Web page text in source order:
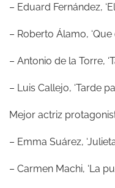
– Eduard Fernández,
– Roberto Álamo,
– Antonio de la Torre,
– Luis Callejo, ‘Tarde
Mejor actriz
– Emma Suárez,
– Carmen Machi, ‘La